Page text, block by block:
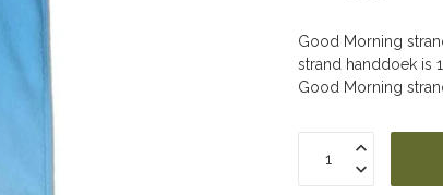
Good Morning
strand handdoek is
Good Morning